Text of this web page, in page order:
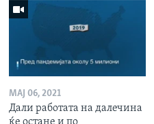
МАЈ 06, 2021
Дали работата на далечина